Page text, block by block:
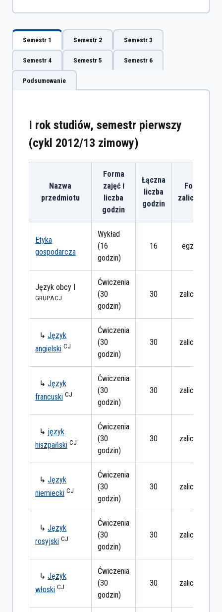
Semestr 1 Semestr 2 Semestr 3
Semestr 4 Semestr 5 Semestr 6
Podsumowanie
I rok studiów, semestr pierwszy
(cykl 2012/13 zimowy)
Nazwa
przedmiotu
Forma
zajęć i
liczba
godzin
Łączna
liczba
godzin
Forma
zaliczenia
Etyka
gospodarcza
Wykład
(16
godzin)
16 egzamin
Język obcy I
GRUPACJ
Ćwiczenia
(30
godzin)
30 zaliczenie
↳ Język
angielski CJ
Ćwiczenia
(30
godzin)
30 zaliczenie
↳ Język
francuski CJ
Ćwiczenia
(30
godzin)
30 zaliczenie
↳ język
hiszpański CJ
Ćwiczenia
(30
godzin)
30 zaliczenie
↳ Język
niemiecki CJ
Ćwiczenia
(30
godzin)
30 zaliczenie
↳ Język
rosyjski CJ
Ćwiczenia
(30
godzin)
30 zaliczenie
↳ Język
włoski CJ
Ćwiczenia
(30
godzin)
30 zaliczenie